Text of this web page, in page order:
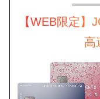
【WEB限定】
高